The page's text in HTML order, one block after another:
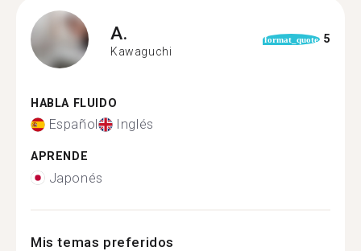
A.
Kawaguchi
format_quote 5
HABLA FLUIDO
Español Inglés
APRENDE
Japonés
Mis temas preferidos